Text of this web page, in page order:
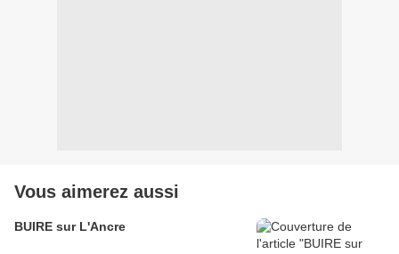
Vous aimerez aussi
BUIRE sur L'Ancre